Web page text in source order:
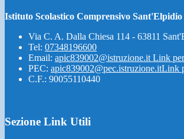
Istituto Scolastico Comprensivo
Via C. A. Dalla Chiesa 114 - 63811
Tel: 07348196600
Email: apic839002@istruzione.it Link
PEC: apic839002@pec.istruzione.itLink
C.F.: 90055110440
Sezione Link Utili